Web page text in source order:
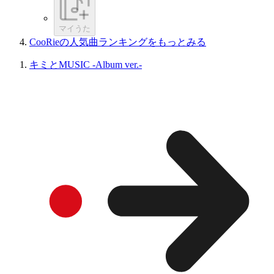
マイうた
CooRieの人気曲ランキングをもっとみる
キミとMUSIC -Album ver.-